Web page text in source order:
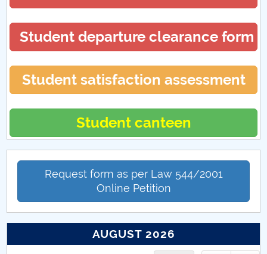
Student departure clearance form
Student satisfaction assessment
Student canteen
Request form as per Law 544/2001
Online Petition
AUGUST 2026